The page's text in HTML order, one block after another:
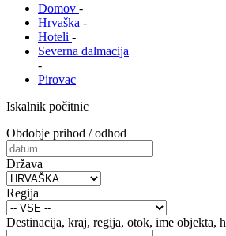
Domov -
Hrvaška -
Hoteli -
Severna dalmacija
-
Pirovac
Iskalnik počitnic
Obdobje prihod / odhod
Država
Regija
Destinacija, kraj, regija, otok, ime objekta,